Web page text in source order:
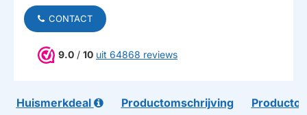
CONTACT
9.0 / 10 uit 64868 reviews
Huismerkdeal Productomschrijving